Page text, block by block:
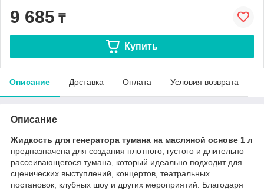
9 685 ₸
Купить
Описание Доставка Оплата Условия возврата
Описание
Жидкость для генератора тумана на масляной основе 1 л
предназначена для создания плотного, густого и длительно
рассеивающегося тумана, который идеально подходит для
сценических выступлений, концертов, театральных
постановок, клубных шоу и других мероприятий. Благодаря